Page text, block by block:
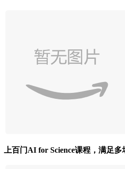
上百门AI for Science课程，满足